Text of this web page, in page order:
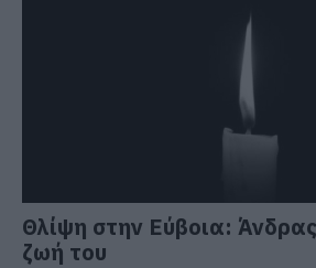
Θλίψη στην Εύβοια:
ζωή του